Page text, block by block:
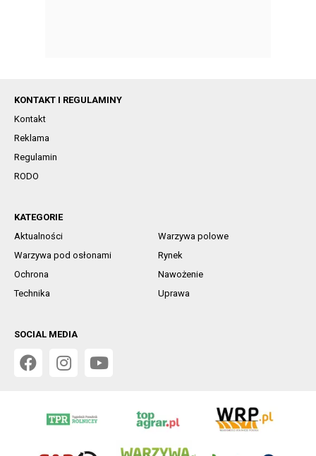
KONTAKT I REGULAMINY
Kontakt
Reklama
Regulamin
RODO
KATEGORIE
Aktualności
Warzywa polowe
Warzywa pod osłonami
Rynek
Ochrona
Nawożenie
Technika
Uprawa
SOCIAL MEDIA